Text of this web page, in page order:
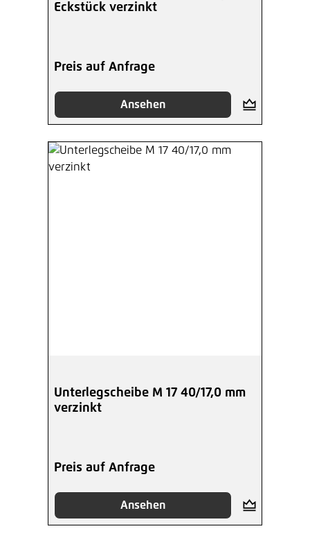
Eckstück verzinkt
Preis auf Anfrage
Ansehen
Unterlegscheibe M 17 40/17,0 mm
verzinkt
Preis auf Anfrage
Ansehen